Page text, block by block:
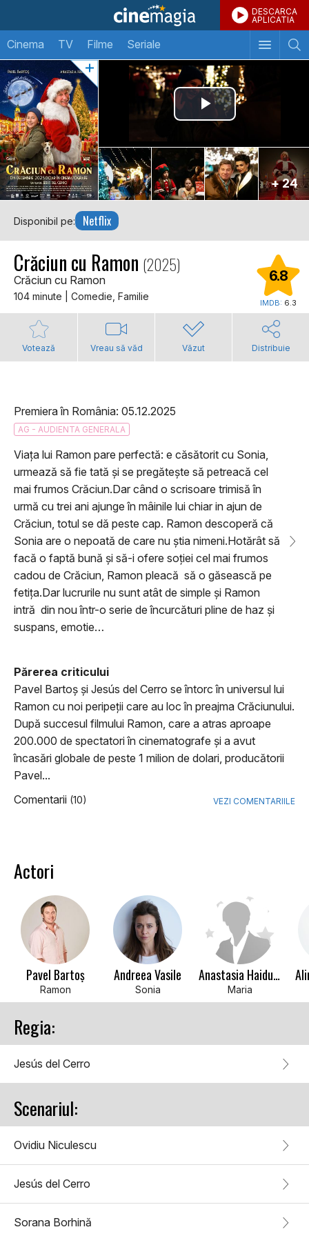
DESCARCA
APLICATIA
Cinema TV Filme Seriale
+ 24
Disponibil pe: Netflix
Crăciun cu Ramon (2025)
Crăciun cu Ramon
104 minute | Comedie, Familie
6.8
IMDB: 6.3
Votează Vreau să văd Văzut Distribuie
Premiera în România: 05.12.2025
AG - AUDIENTA GENERALA
Viața lui Ramon pare perfectă: e căsătorit cu Sonia,
urmează să fie tată și se pregătește să petreacă cel
mai frumos Crăciun.Dar când o scrisoare trimisă în
urmă cu trei ani ajunge în mâinile lui chiar in ajun de
Crăciun, totul se dă peste cap. Ramon descoperă că
Sonia are o nepoată de care nu știa nimeni.Hotărât să
facă o faptă bună și să-i ofere soției cel mai frumos
cadou de Crăciun, Ramon pleacă să o găsească pe
fetița.Dar lucrurile nu sunt atât de simple și Ramon
intră din nou într-o serie de încurcături pline de haz și
suspans, emotie…
Părerea criticului
Pavel Bartoș și Jesús del Cerro se întorc în universul lui
Ramon cu noi peripeții care au loc în preajma Crăciunului.
După succesul filmului Ramon, care a atras aproape
200.000 de spectatori în cinematografe și a avut
încasări globale de peste 1 milion de dolari, producătorii
Pavel...
Comentarii (10) VEZI COMENTARIILE
Actori
Pavel Bartoș
Ramon
Andreea Vasile
Sonia
Anastasia Haiducu
Maria
Regia:
Jesús del Cerro
Scenariul:
Ovidiu Niculescu
Jesús del Cerro
Sorana Borhină